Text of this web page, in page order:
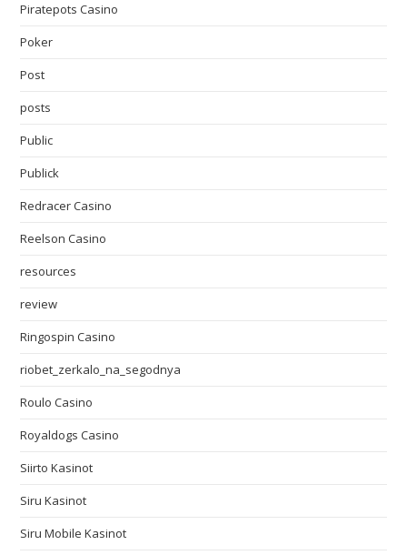
Piratepots Casino
Poker
Post
posts
Public
Publick
Redracer Casino
Reelson Casino
resources
review
Ringospin Casino
riobet_zerkalo_na_segodnya
Roulo Casino
Royaldogs Casino
Siirto Kasinot
Siru Kasinot
Siru Mobile Kasinot